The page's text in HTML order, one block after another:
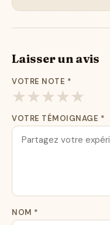
Laisser un avis
VOTRE NOTE *
★★★★★
VOTRE TÉMOIGNAGE *
NOM *